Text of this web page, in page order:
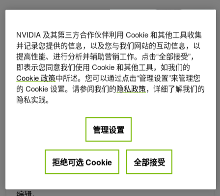
借助 NVIDIA Maxine 体验实时音频和视频通信
我们的 NVIDIA Maxine 开发者平台通过为开发者和企
借助 NVIDIA Maxine 体验实时音频和视频通信
NVIDIA 及其第三方合作伙伴利用 Cookie 和其他工具收集
并记录您提供的信息，以及您与我们网站的互动信息，以
提高性能、进行分析并辅助营销工作。点击“全部接受”，
即表示您同意我们使用 Cookie 和其他工具，如我们的
Cookie 政策中所述。您可以通过点击“管理设置”来管理您
的 Cookie 设置。请参阅我们的隐私政策，详细了解我们的
隐私实践。
管理设置
拒绝可选 Cookie 全部接受